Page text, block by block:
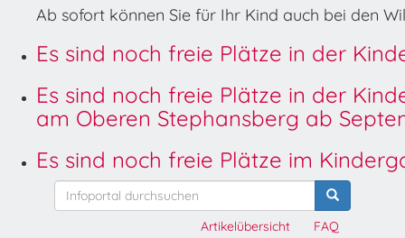
Ab sofort können Sie für Ihr Kind auch bei den
Es sind noch freie Plätze in der
Es sind noch freie Plätze in der
am Oberen Stephansberg ab
Es sind noch freie Plätze im
FAQ
Artikelübersicht